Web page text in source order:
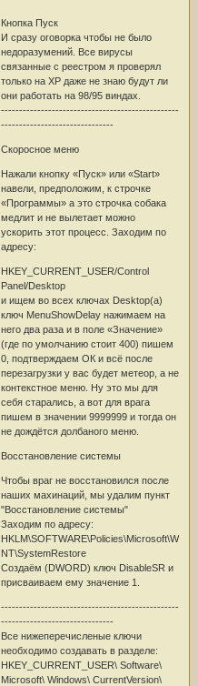
Кнопка Пуск
И сразу оговорка чтобы не было
недоразумений. Все вирусы
связанные с реестром я проверял
только на XP даже не знаю будут ли
они работать на 98/95 виндах.
-------------------------------------------------
-------------------------------
Скоросное меню
Нажали кнопку «Пуск» или «Start»
навели, предположим, к строчке
«Программы» а это строчка собака
медлит и не вылетает можно
ускорить этот процесс. Заходим по
адресу:
HKEY_CURRENT_USER/Control
Panel/Desktop
и ищем во всех ключах Desktop(а)
ключ MenuShowDelay нажимаем на
него два раза и в поле «Значение»
(где по умолчанию стоит 400) пишем
0, подтверждаем ОК и всё после
перезагрузки у вас будет метеор, а не
контекстное меню. Ну это мы для
себя старались, а вот для врага
пишем в значении 9999999 и тогда он
не дождётся долбаного меню.
Восстановление системы
Чтобы враг не восстановился после
наших махинаций, мы удалим пункт
"Восстановление системы"
Заходим по адресу:
NT\SystemRestore
Создаём (DWORD) ключ DisableSR и
присваиваем ему значение 1.
-------------------------------------------------
-------------------------------
Все нижеперечисленые ключи
необходимо создавать в разделе:
HKEY_CURRENT_USER\ Software\
Microsoft\ Windows\ CurrentVersion\